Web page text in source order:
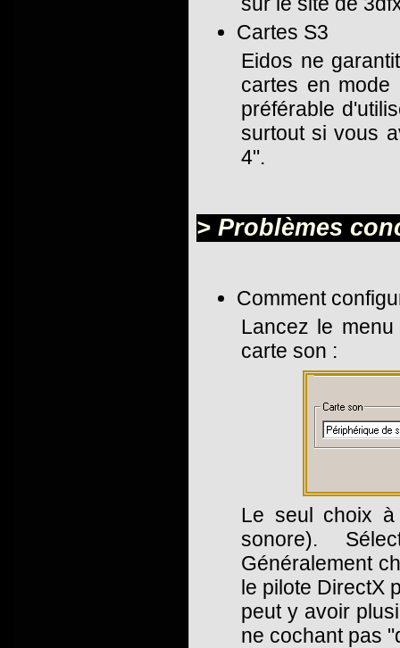
Cartes S3
Eidos ne
cartes en mode
préférable
surtout si vous
4".
> Problèmes
Comment
Lancez le
carte son :
Le seul choix
sonore).
Généralement
le pilote DirectX
peut y avoir
ne cochant pas